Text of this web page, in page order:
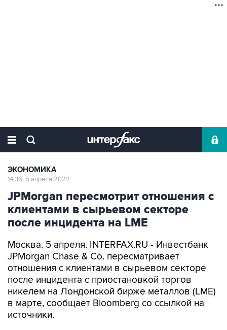
ЭКОНОМИКА
14:36, 5 апреля 2022
JPMorgan пересмотрит отношения с
клиентами в сырьевом секторе
после инцидента на LME
Москва. 5 апреля. INTERFAX.RU - Инвестбанк
JPMorgan Chase & Co. пересматривает
отношения с клиентами в сырьевом секторе
после инцидента с приостановкой торгов
никелем на Лондонской бирже металлов (LME)
в марте, сообщает Bloomberg со ссылкой на
источники.